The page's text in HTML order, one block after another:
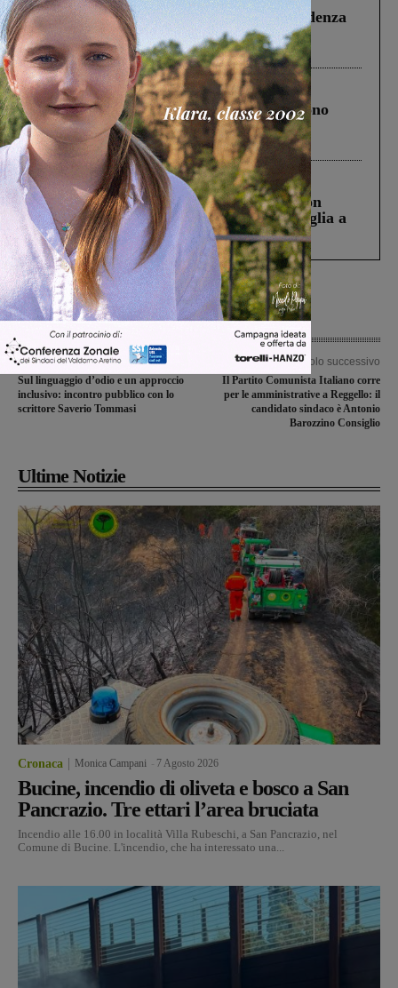
Piscina di Figline finanziata oltre la scadenza
Pnrr, il gruppo di Fratelli d’Italia: “Un
ringraziamento al Governo”
Cronaca 4 Agosto 2026
Un anno fa la strage in A1 in cui morirono
Gianni, Giulia e Franco. Lo schianto, il
processo, lo stop ai sorpassi fra tir....
Cronaca 3 Agosto 2026
Scomparso da una struttura di Castiglion
Fiorentino l’uomo che aveva ucciso la figlia a
Levane nel 2020
Articolo precedente
Sul linguaggio d’odio e un approccio
inclusivo: incontro pubblico con lo
scrittore Saverio Tommasi
Articolo successivo
Il Partito Comunista Italiano corre
per le amministrative a Reggello: il
candidato sindaco è Antonio
Barozzino Consiglio
Ultime Notizie
Cronaca Monica Campani 7 Agosto 2026
Bucine, incendio di oliveta e bosco a San
Pancrazio. Tre ettari l’area bruciata
Incendio alle 16.00 in località Villa Rubeschi, a San Pancrazio, nel
Comune di Bucine. L'incendio, che ha interessato una...